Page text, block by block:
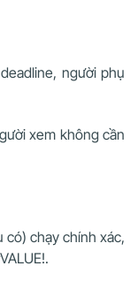
người phụ
xem không cần
chạy chính xác,